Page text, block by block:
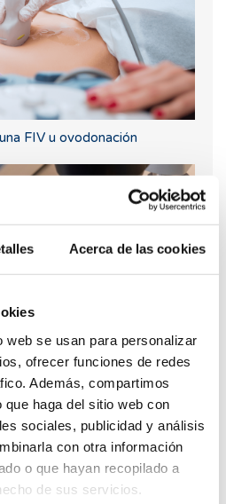
Acerca de las cookies
web se usan para personalizar
ofrecer funciones de redes
Además, compartimos
haga del sitio web con
sociales, publicidad y análisis
con otra información
o que hayan recopilado a
de sus servicios.
FIV u ovodonación
progresiva de los